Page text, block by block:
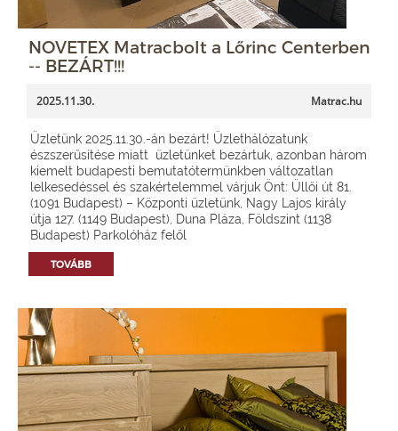
NOVETEX Matracbolt a Lőrinc Centerben
-- BEZÁRT!!!
2025.11.30. Matrac.hu
Üzletünk 2025.11.30.-án bezárt! Üzlethálózatunk
észszerűsítése miatt üzletünket bezártuk, azonban három
kiemelt budapesti bemutatótermünkben változatlan
lelkesedéssel és szakértelemmel várjuk Önt: Üllői út 81.
(1091 Budapest) – Központi üzletünk, Nagy Lajos király
útja 127. (1149 Budapest), Duna Pláza, Földszint (1138
Budapest) Parkolóház felől
TOVÁBB